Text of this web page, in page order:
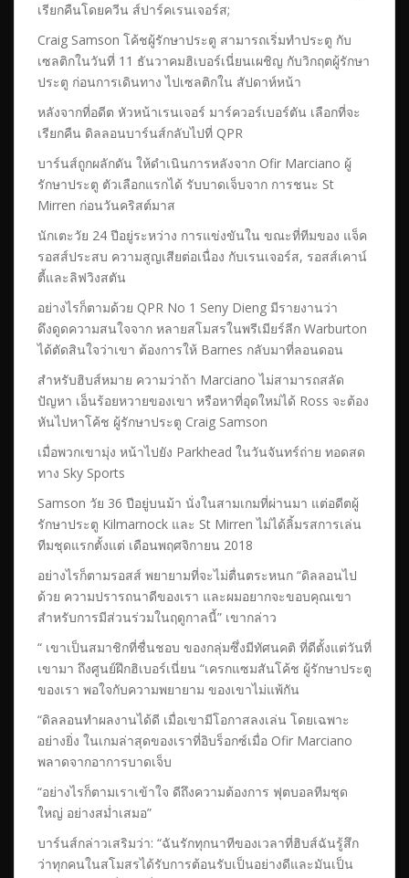
เรียกคืนโดยควีน ส์ปาร์คเรนเจอร์ส;
Craig Samson โค้ชผู้รักษาประตู สามารถเริ่มทำประตู กับ
เซลติกในวันที่ 11 ธันวาคมฮิเบอร์เนี่ยนเผชิญ กับวิกฤตผู้รักษา
ประตู ก่อนการเดินทาง ไปเซลติกใน สัปดาห์หน้า
หลังจากที่อดีต หัวหน้าเรนเจอร์ มาร์ควอร์เบอร์ตัน เลือกที่จะ
เรียกคืน ดิลลอนบาร์นส์กลับไปที่ QPR
บาร์นส์ถูกผลักดัน ให้ดำเนินการหลังจาก Ofir Marciano ผู้
รักษาประตู ตัวเลือกแรกได้ รับบาดเจ็บจาก การชนะ St
Mirren ก่อนวันคริสต์มาส
นักเตะวัย 24 ปีอยู่ระหว่าง การแข่งขันใน ขณะที่ทีมของ แจ็ค
รอสส์ประสบ ความสูญเสียต่อเนื่อง กับเรนเจอร์ส, รอสส์เคาน์
ตี้และลิฟวิงสตัน
อย่างไรก็ตามด้วย QPR No 1 Seny Dieng มีรายงานว่า
ดึงดูดความสนใจจาก หลายสโมสรในพรีเมียร์ลีก Warburton
ได้ตัดสินใจว่าเขา ต้องการให้ Barnes กลับมาที่ลอนดอน
สำหรับฮิบส์หมาย ความว่าถ้า Marciano ไม่สามารถสลัด
ปัญหา เอ็นร้อยหวายของเขา หรือหาที่อุดใหม่ได้ Ross จะต้อง
หันไปหาโค้ช ผู้รักษาประตู Craig Samson
เมื่อพวกเขามุ่ง หน้าไปยัง Parkhead ในวันจันทร์ถ่าย ทอดสด
ทาง Sky Sports
Samson วัย 36 ปีอยู่บนม้า นั่งในสามเกมที่ผ่านมา แต่อดีตผู้
รักษาประตู Kilmarnock และ St Mirren ไม่ได้ลิ้มรสการเล่น
ทีมชุดแรกตั้งแต่ เดือนพฤศจิกายน 2018
อย่างไรก็ตามรอสส์ พยายามที่จะไม่ตื่นตระหนก “ดิลลอนไป
ด้วย ความปรารถนาดีของเรา และผมอยากจะขอบคุณเขา
สำหรับการมีส่วนร่วมในฤดูกาลนี้” เขากล่าว
“ เขาเป็นสมาชิกที่ชื่นชอบ ของกลุ่มซึ่งมีทัศนคติ ที่ดีตั้งแต่วันที่
เขามา ถึงศูนย์ฝึกฮิเบอร์เนี่ยน “เครกแซมสันโค้ช ผู้รักษาประตู
ของเรา พอใจกับความพยายาม ของเขาไม่แพ้กัน
“ดิลลอนทำผลงานได้ดี เมื่อเขามีโอกาสลงเล่น โดยเฉพาะ
อย่างยิ่ง ในเกมล่าสุดของเราที่อิบร็อกซ์เมื่อ Ofir Marciano
พลาดจากอาการบาดเจ็บ
“อย่างไรก็ตามเราเข้าใจ ดีถึงความต้องการ ฟุตบอลทีมชุด
ใหญ่ อย่างสม่ำเสมอ”
บาร์นส์กล่าวเสริมว่า: “ฉันรักทุกนาทีของเวลาที่ฮิบส์ฉันรู้สึก
ว่าทุกคนในสโมสรได้รับการต้อนรับเป็นอย่างดีและมันเป็น